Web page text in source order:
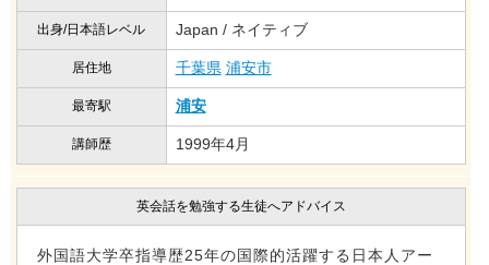
出身/日本語レベル Japan / ネイティブ
居住地 千葉県 浦安市
最寄駅 浦安
講師歴 1999年4月
英会話を勉強する生徒へアドバイス
外国語大学卒指導歴25年の国際的活躍する日本人アー